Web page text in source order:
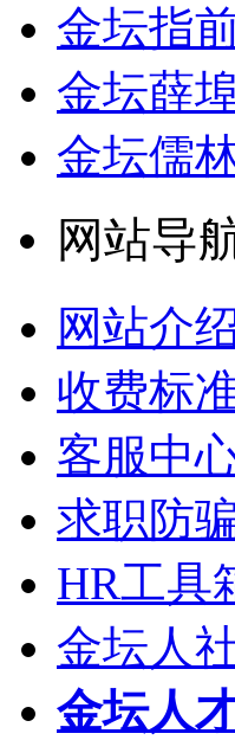
金坛指
金坛薛
金坛儒
网站导
网站介
收费标
客服中
求职防
HR工具
金坛人
金坛人